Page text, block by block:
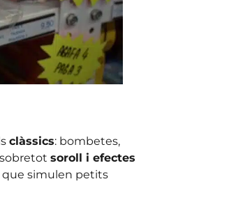
clàssics: bombetes,
soroll i efectes
que simulen petits